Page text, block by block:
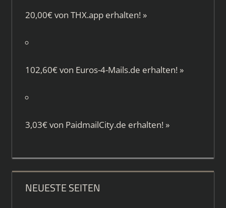
20,00€ von THX.apperhalten! »
102,60€ von Euros-4-Mails.de erhalten! »
3,03€ von PaidmailCity.de erhalten! »
NEUESTE SEITEN